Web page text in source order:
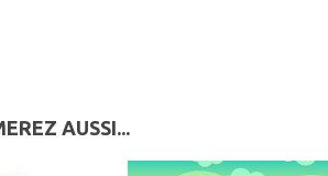
AUSSI...